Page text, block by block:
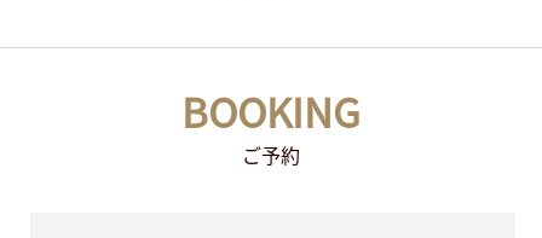
BOOKING
ご予約